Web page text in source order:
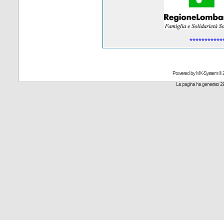
Powered byMX-System©
La pagina ha generato